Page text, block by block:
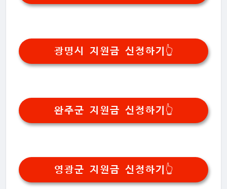
광명시 지원금 신청하기👆️
완주군 지원금 신청하기👆️
영광군 지원금 신청하기👆️